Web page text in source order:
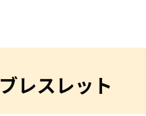
レスレット